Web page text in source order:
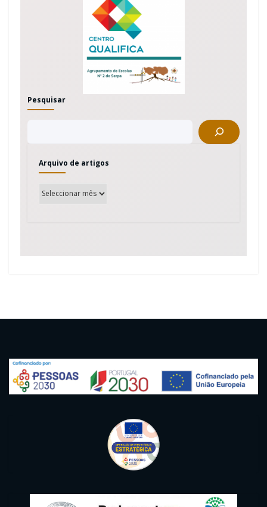
Pesquisar
Arquivo de artigos